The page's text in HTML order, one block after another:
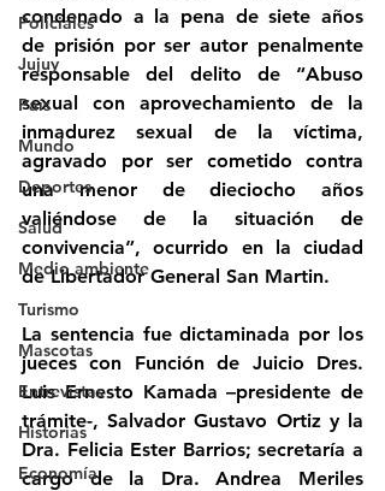
Policiales
Jujuy
País
Mundo
Deportes
Salud
Medio ambiente
Turismo
Mascotas
Entrevistas
Historias
Economía
condenado a la pena de siete años
de prisión por ser autor penalmente
responsable del delito de “Abuso
sexual con aprovechamiento de la
inmadurez sexual de la víctima,
agravado por ser cometido contra
una menor de dieciocho años
valiéndose de la situación de
convivencia”, ocurrido en la ciudad
de Libertador General San Martin.
La sentencia fue dictaminada por los
jueces con Función de Juicio Dres.
Luis Ernesto Kamada –presidente de
trámite-, Salvador Gustavo Ortiz y la
Dra. Felicia Ester Barrios; secretaría a
cargo de la Dra. Andrea Meriles